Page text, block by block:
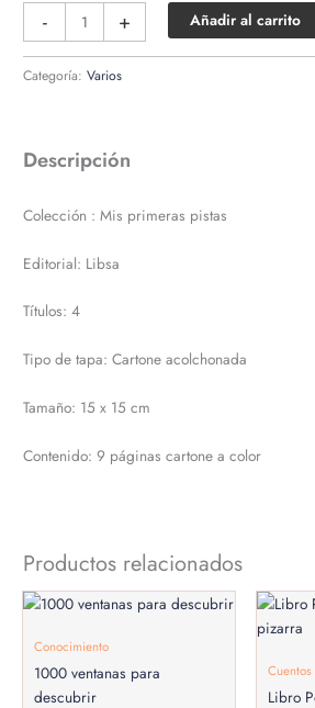
-
Colección
mis
primeras
pistas
+ Añadir al carrito
Categoría:Varios
Descripción
Colección : Mis primeras pistas
Editorial: Libsa
Títulos: 4
Tipo de tapa: Cartone acolchonada
Tamaño: 15 x 15 cm
Contenido: 9 páginas cartone a color
Productos relacionados
Conocimiento
1000 ventanas para
descubrir
Cuentos
Libro